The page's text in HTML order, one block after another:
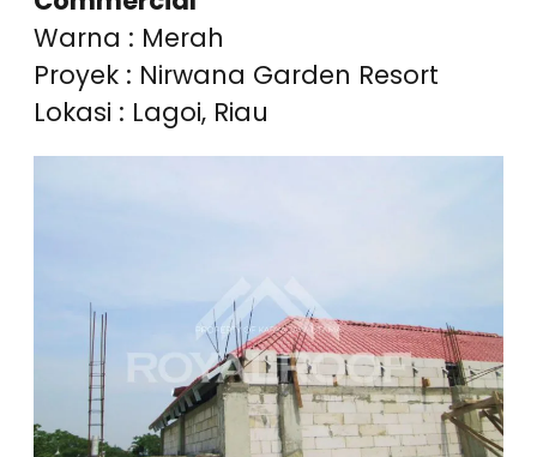
Warna : Merah
Proyek : Nirwana Garden Resort
Lokasi : Lagoi, Riau